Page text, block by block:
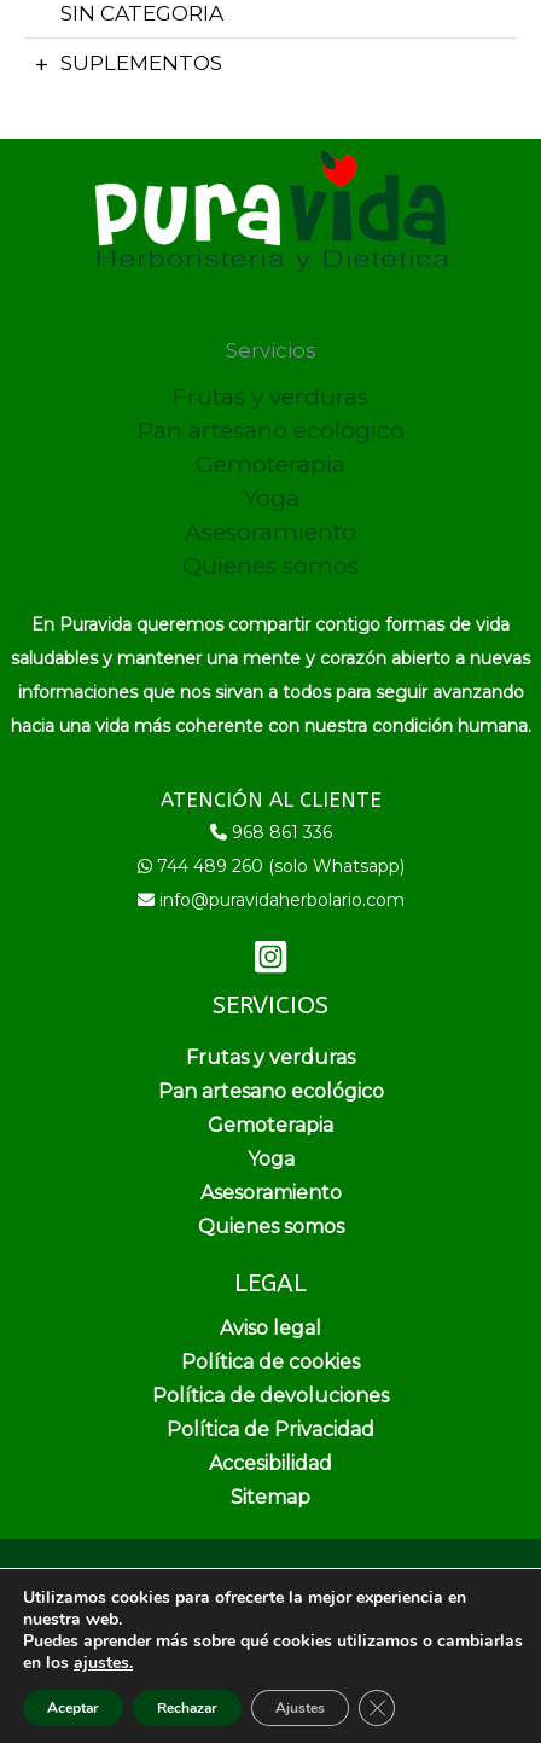
SIN CATEGORIA
SUPLEMENTOS
Servicios
Frutas y verduras
Pan artesano ecológico
Gemoterapia
Yoga
Asesoramiento
Quienes somos
En Puravida queremos compartir contigo formas de vida
saludables y mantener una mente y corazón abierto a nuevas
informaciones que nos sirvan a todos para seguir avanzando
hacia una vida más coherente con nuestra condición humana.
ATENCIÓN AL CLIENTE
968 861 336
744 489 260 (solo Whatsapp)
info@puravidaherbolario.com
SERVICIOS
Frutas y verduras
Pan artesano ecológico
Gemoterapia
Yoga
Asesoramiento
Quienes somos
LEGAL
Aviso legal
Política de cookies
Política de devoluciones
Política de Privacidad
Accesibilidad
Sitemap
Utilizamos cookies para ofrecerte la mejor experiencia en
nuestra web.
Puedes aprender más sobre qué cookies utilizamos o cambiarlas
en los ajustes.
Aceptar Rechazar Ajustes Cerrar el banner de